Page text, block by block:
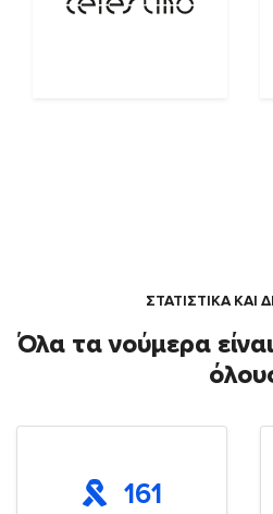
ΣΤΑΤΙΣΤΙΚΑ ΚΑΙ
Όλα τα νούμερα
161